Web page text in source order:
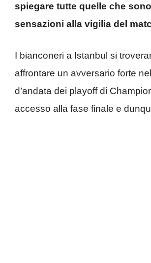
spiegare tutte quelle che
sensazioni alla vigilia del
I bianconeri a Istanbul si
affrontare un avversario forte
d’andata dei playoff di
accesso alla fase finale e